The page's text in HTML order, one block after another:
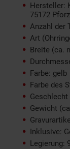
Hersteller:
75172
Anzahl der
Art
Breite (ca.
Farbe: gelb
Farbe des
Geschlecht
Gewicht
Inklusive:
Legierung: